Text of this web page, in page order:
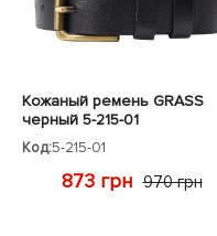
Кожаный ремень GRASS
черный 5-215-01
Код:5-215-01
873 грн 970 грн